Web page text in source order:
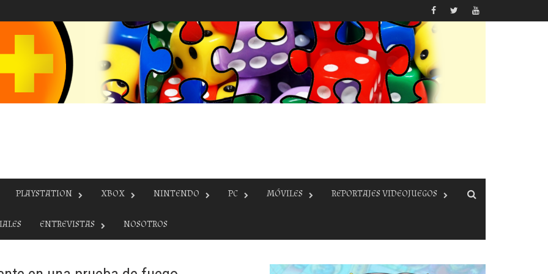
PLAYSTATION XBOX NINTENDO PC MÓVILES REPORTAJES VIDEOJUEGOS
ENTREVISTAS NOSOTROS